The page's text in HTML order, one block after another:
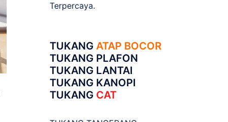
Terpercaya.
TUKANG ATAP BOCOR
TUKANG PLAFON
TUKANG LANTAI
TUKANG KANOPI
TUKANG CAT